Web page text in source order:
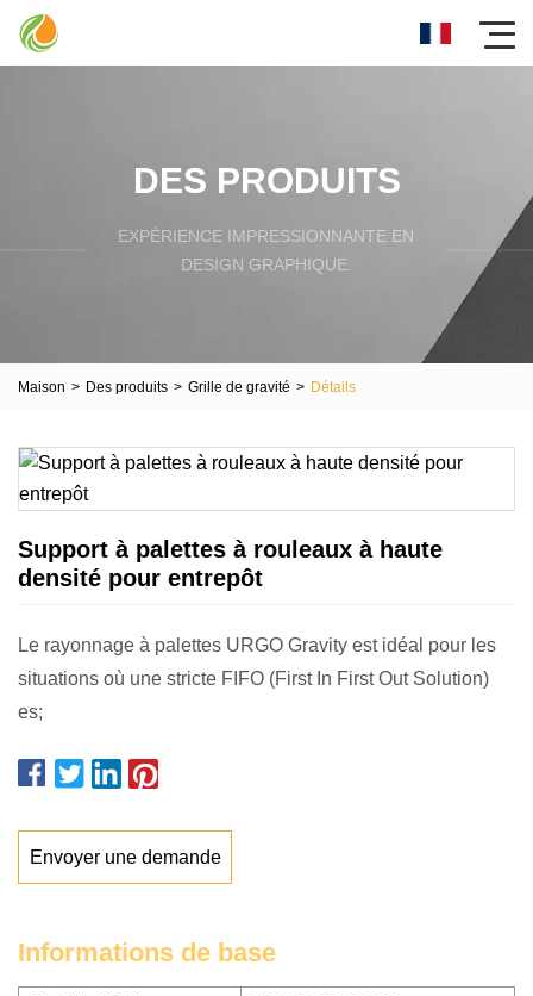
DES PRODUITS
EXPÉRIENCE IMPRESSIONNANTE EN
DESIGN GRAPHIQUE.
Maison > Des produits > Grille de gravité > Détails
Support à palettes à rouleaux à haute
densité pour entrepôt
Le rayonnage à palettes URGO Gravity est idéal pour les
situations où une stricte FIFO (First In First Out Solution)
es;
Envoyer une demande
Informations de base